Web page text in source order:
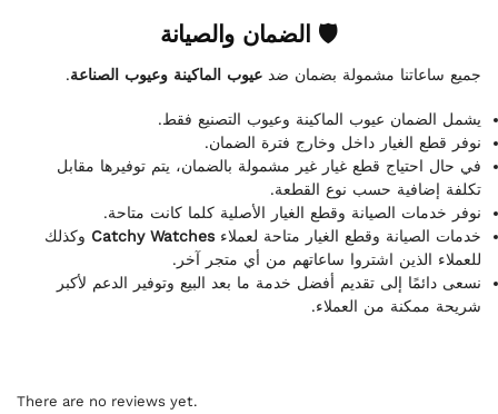
🛡 الضمان والصيانة
جميع ساعاتنا مشمولة بضمان ضد عيوب الماكينة وعيوب الصناعة.
يشمل الضمان عيوب الماكينة وعيوب التصنيع فقط.
نوفر قطع الغيار داخل وخارج فترة الضمان.
في حال احتياج قطع غيار غير مشمولة بالضمان، يتم توفيرها مقابل
تكلفة إضافية حسب نوع القطعة.
نوفر خدمات الصيانة وقطع الغيار الأصلية كلما كانت متاحة.
خدمات الصيانة وقطع الغيار متاحة لعملاءCatchy Watches وكذلك
للعملاء الذين اشتروا ساعاتهم من أي متجر آخر.
نسعى دائمًا إلى تقديم أفضل خدمة ما بعد البيع وتوفير الدعم لأكبر
شريحة ممكنة من العملاء.
There are no reviews yet.